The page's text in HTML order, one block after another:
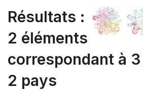
Résultats :
2 éléments
correspondant à
2 pays